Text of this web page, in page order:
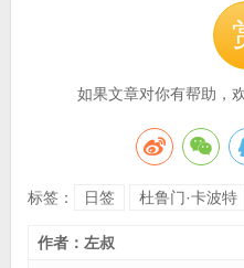
如果文章对你有帮助，
标签： 日签 杜鲁门·卡波特
作者：左叔